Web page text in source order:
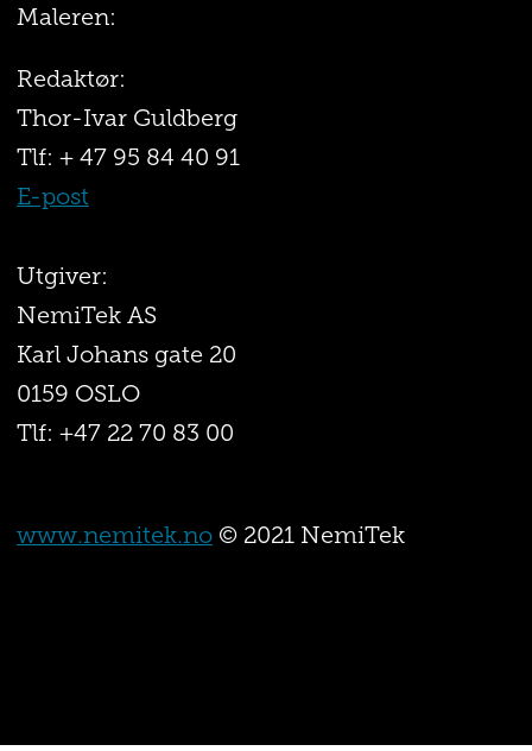
Maleren:
Redaktør:
Thor-Ivar Guldberg
Tlf: + 47 95 84 40 91
E-post
Utgiver:
NemiTek AS
Karl Johans gate 20
0159 OSLO
Tlf: +47 22 70 83 00
www.nemitek.no© 2021 NemiTek